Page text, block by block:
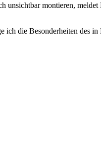
montieren,
die Besonderheiten des